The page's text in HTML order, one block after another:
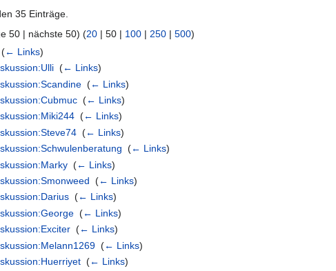
35 Einträge.
50 | nächste 50) (20 | 50 | 100 | 250 | 500)
‎(← Links)
‎(← Links)
‎(← Links)
‎(← Links)
‎(← Links)
‎(← Links)
‎(← Links)
‎(← Links)
‎(← Links)
‎(← Links)
‎(← Links)
‎(← Links)
‎(← Links)
‎(← Links)